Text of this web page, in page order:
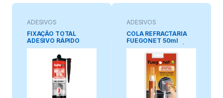
ADESIVOS
FIXAÇÃO TOTAL
ADESIVO RÁPIDO
(3 SEGUNDOS) PARA
INTERIOR/EXTERIOR,
PRETO, 290 ml
ADESIVOS
COLA REFRACTÁRIA
FUEGONET 50ml
FUEGONET MASSÓ